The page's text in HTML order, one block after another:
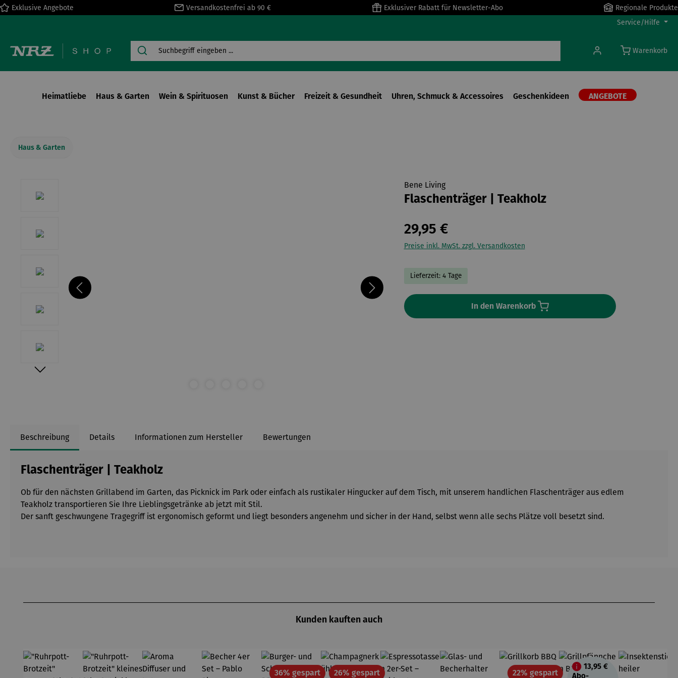
Zur Hauptnavigation springen
Exklusive Angebote Versandkostenfrei ab 90 € Exklusiver Rabatt für Newsletter-Abo
Regionale Produkte
Service/Hilfe
Warenkorb
Heimatliebe Haus & Garten Wein & Spirituosen Kunst & Bücher Freizeit & Gesundheit Uhren, Schmuck & Accessoires Geschenkideen ANGEBOTE
Haus & Garten
Bene Living
Flaschenträger | Teakholz
29,95 €
Preise inkl. MwSt. zzgl. Versandkosten
Lieferzeit: 4 Tage
In den Warenkorb
Beschreibung Details Informationen zum Hersteller Bewertungen
Flaschenträger | Teakholz
Ob für den nächsten Grillabend im Garten, das Picknick im Park oder einfach als rustikaler Hingucker auf dem Tisch, mit unserem handlichen Flaschenträger aus edlem
Teakholz transportieren Sie Ihre Lieblingsgetränke ab jetzt mit Stil.
Der sanft geschwungene Tragegriff ist ergonomisch geformt und liegt besonders angenehm und sicher in der Hand, selbst wenn alle sechs Plätze voll besetzt sind.
Kunden kauften auch
36% gespartRabatt26% gespartRabatt 22% gespartRabatt
13,95 €
Abo-